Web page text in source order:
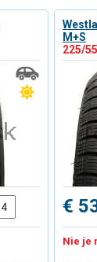
M+S
225/
€
Nie je